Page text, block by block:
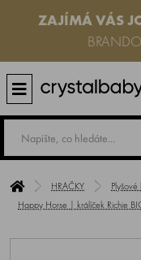
ZAJÍMÁ VÁS
HRAČKY
Happy Horse | králíček Richie